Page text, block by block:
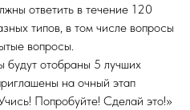
ответить в течение 120
типов, в том числе вопросы
вопросы.
будут отобраны 5 лучших
на очный этап
Попробуйте! Сделай это!»